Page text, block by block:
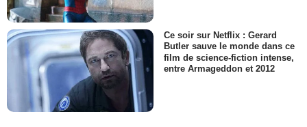
Ce soir sur Netflix : Gerard
Butler sauve le monde dans ce
film de science-fiction intense,
entre Armageddon et 2012